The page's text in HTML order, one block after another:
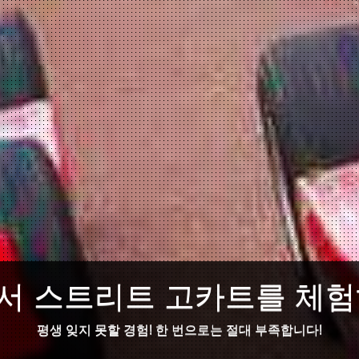
스트리트 고카트를 체
평생 잊지 못할 경험! 한 번으로는 절대 부족합니다!